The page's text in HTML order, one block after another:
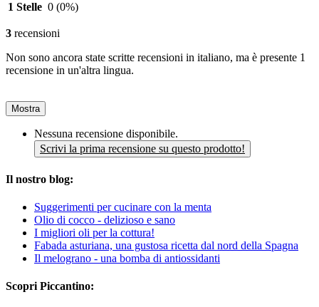
1 Stelle 0 (0%)
3 recensioni
Non sono ancora state scritte recensioni in italiano, ma è presente 1
recensione in un'altra lingua.
Mostra
Nessuna recensione disponibile.
Scrivi la prima recensione su questo prodotto!
Il nostro blog:
Suggerimenti per cucinare con la menta
Olio di cocco - delizioso e sano
I migliori oli per la cottura!
Fabada asturiana, una gustosa ricetta dal nord della Spagna
Il melograno - una bomba di antiossidanti
Scopri Piccantino: